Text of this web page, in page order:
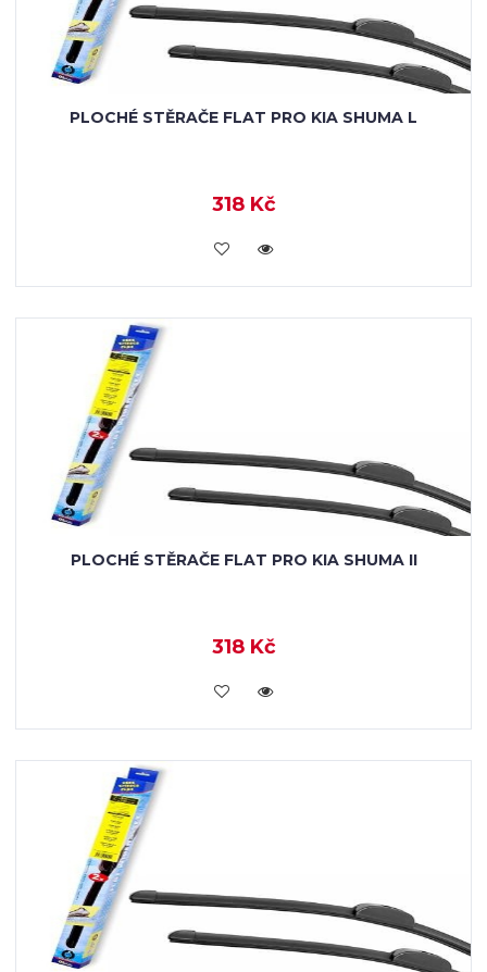
PLOCHÉ STĚRAČE FLAT PRO KIA SHUMA L
318 Kč
KOUPIT
PLOCHÉ STĚRAČE FLAT PRO KIA SHUMA II
318 Kč
KOUPIT